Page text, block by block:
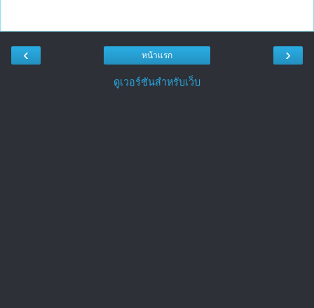
‹ ›
หน้าแรก
ดูเวอร์ชันสำหรับเว็บ